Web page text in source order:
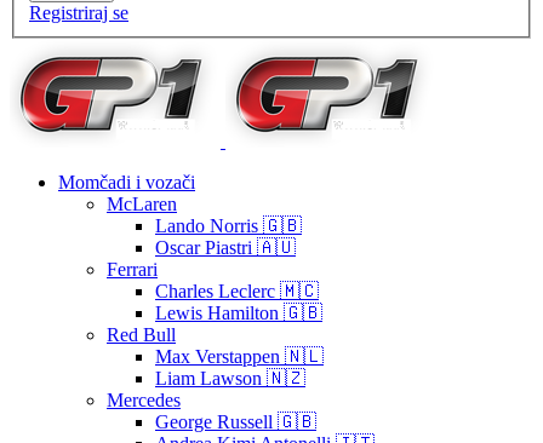
Registriraj se
Momčadi i vozači
McLaren
Lando Norris 🇬🇧
Oscar Piastri 🇦🇺
Ferrari
Charles Leclerc 🇲🇨
Lewis Hamilton 🇬🇧
Red Bull
Max Verstappen 🇳🇱
Liam Lawson 🇳🇿
Mercedes
George Russell 🇬🇧